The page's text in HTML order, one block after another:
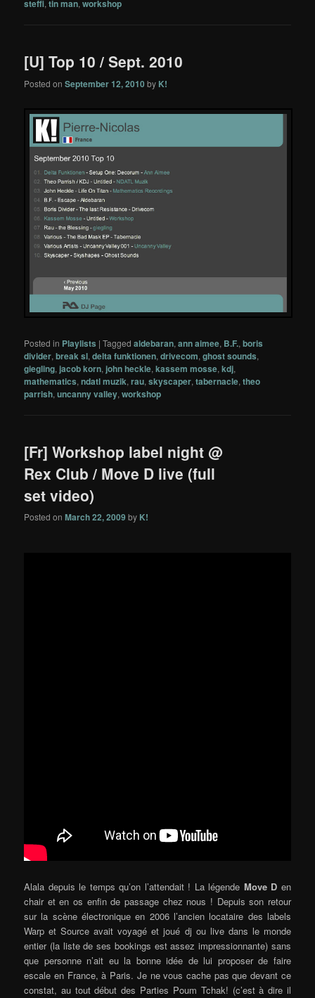
steffi,tin man,workshop
[U] Top 10 / Sept. 2010
Posted onSeptember 12, 2010 by K!
Posted in Playlists |Tagged aldebaran,ann aimee, B.F.,boris
divider,break sl,delta funktionen,drivecom,ghost sounds,
giegling, jacob korn, john heckle,kassem mosse,kdj,
mathematics,ndatl muzik,rau,skyscaper,tabernacle,theo
parrish,uncanny valley,workshop
[Fr] Workshop label night @
Rex Club / Move D live (full
set video)
Posted onMarch 22, 2009 by K!
Alala depuis le temps qu’on l’attendait ! La légende Move D en
chair et en os enfin de passage chez nous ! Depuis son retour
sur la scène électronique en 2006 l’ancien locataire des labels
Warp et Source avait voyagé et joué dj ou live dans le monde
entier (la liste de ses bookings est assez impressionnante) sans
que personne n’ait eu la bonne idée de lui proposer de faire
escale en France, à Paris. Je ne vous cache pas que devant ce
constat, au tout début des Parties Poum Tchak! (c’est à dire il